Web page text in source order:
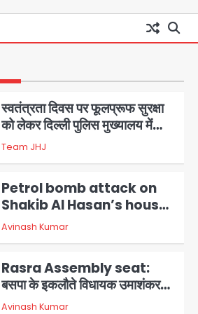
Team JHJ
मंथन
Petrol bomb attack on
Shakib Al Hasan’s house:
शेख हसीना की वर्चुअल प्रेस कॉन्फ्रेंस
में जुड़ने पर भड़का गुस्सा, शाकिब अल
हसन के मगुरा स्थित घर पर पेट्रोल बम
Rasra Assembly seat:
बसपा के इकलौते विधायक उमाशंकर
सिंह का निधन, दो साल से कैंसर से जूझ
रहे थे
डीएम अस्मिता लाल ने गोद में उठाकर
दिया अपनत्व का सहारा